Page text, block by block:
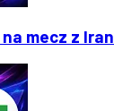
mecz z Iran